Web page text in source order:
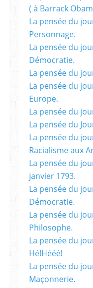
( à Barrack
La pensée du
Personnage.
La pensée du
Démocratie.
La pensée du
La pensée du
Europe.
La pensée du
La pensée du
La pensée du
Racialisme aux
La pensée du
janvier 1793.
La pensée du
Démocratie.
La pensée du
Philosophe.
La pensée du
Hé!Hééé!
La pensée du
Maçonnerie.